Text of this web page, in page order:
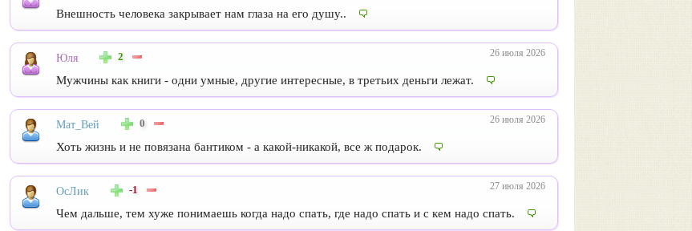
Внешность человека закрывает нам глаза на его душу..
Юля 26 июля 2026
2
Мужчины как книги - одни умные, другие интересные, в третьих деньги лежат.
Мат_Вей 26 июля 2026
0
Хоть жизнь и не повязана бантиком - а какой-никакой, все ж подарок.
ОсЛик 27 июля 2026
-1
Чем дальше, тем хуже понимаешь когда надо спать, где надо спать и с кем надо спать.